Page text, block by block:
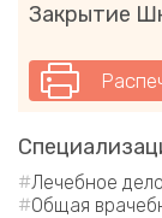
Закрытие
Лечебное дело
Общая